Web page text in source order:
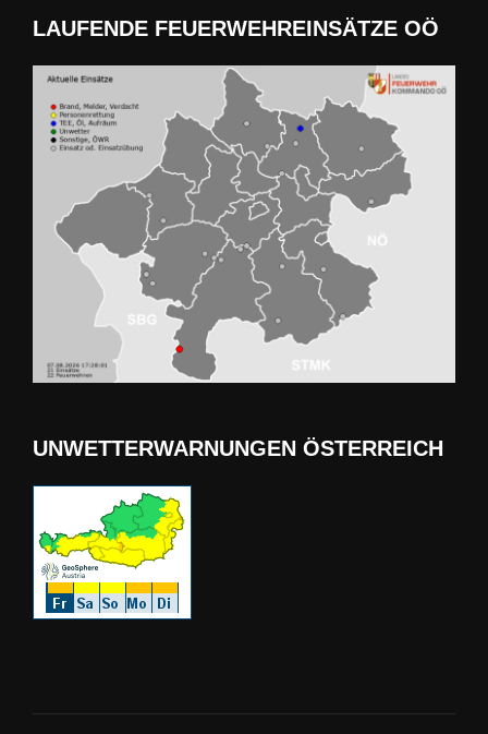
LAUFENDE FEUERWEHREINSÄTZE OÖ
UNWETTERWARNUNGEN ÖSTERREICH